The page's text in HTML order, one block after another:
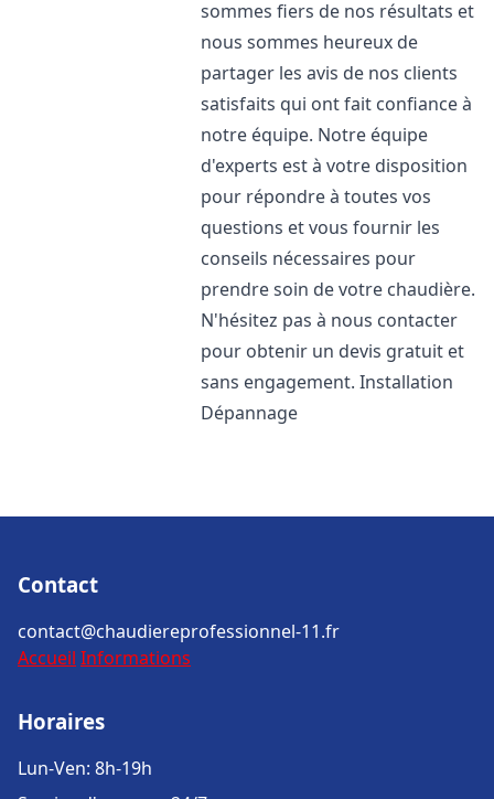
sommes fiers de nos résultats et
nous sommes heureux de
partager les avis de nos clients
satisfaits qui ont fait confiance à
notre équipe. Notre équipe
d'experts est à votre disposition
pour répondre à toutes vos
questions et vous fournir les
conseils nécessaires pour
prendre soin de votre chaudière.
N'hésitez pas à nous contacter
pour obtenir un devis gratuit et
sans engagement. Installation
Dépannage
Contact
contact@chaudiereprofessionnel-11.fr
Accueil Informations
Horaires
Lun-Ven: 8h-19h